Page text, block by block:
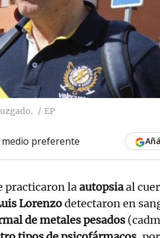
EP
preferente
practicaron laautopsiaal
Lorenzodetectaron en
de metales pesados